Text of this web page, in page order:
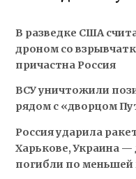
В разведке США
дроном со
причастна Россия
ВСУ уничтожили
рядом с «дворцом
Россия ударила
Харькове, Украина
погибли по меньшей